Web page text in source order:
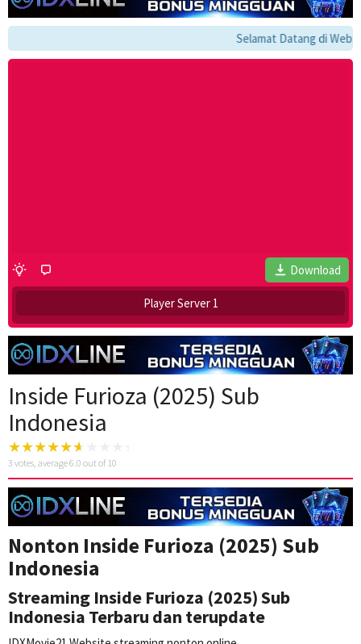
Selamat Datang di
Download
Player Server 1
Inside Furioza (2025) Sub
Indonesia
3 votes, average6.0 out of 10
Nonton Inside Furioza (2025) Sub
Indonesia
Streaming Inside Furioza (2025) Sub
Indonesia Terbaru dan terupdate